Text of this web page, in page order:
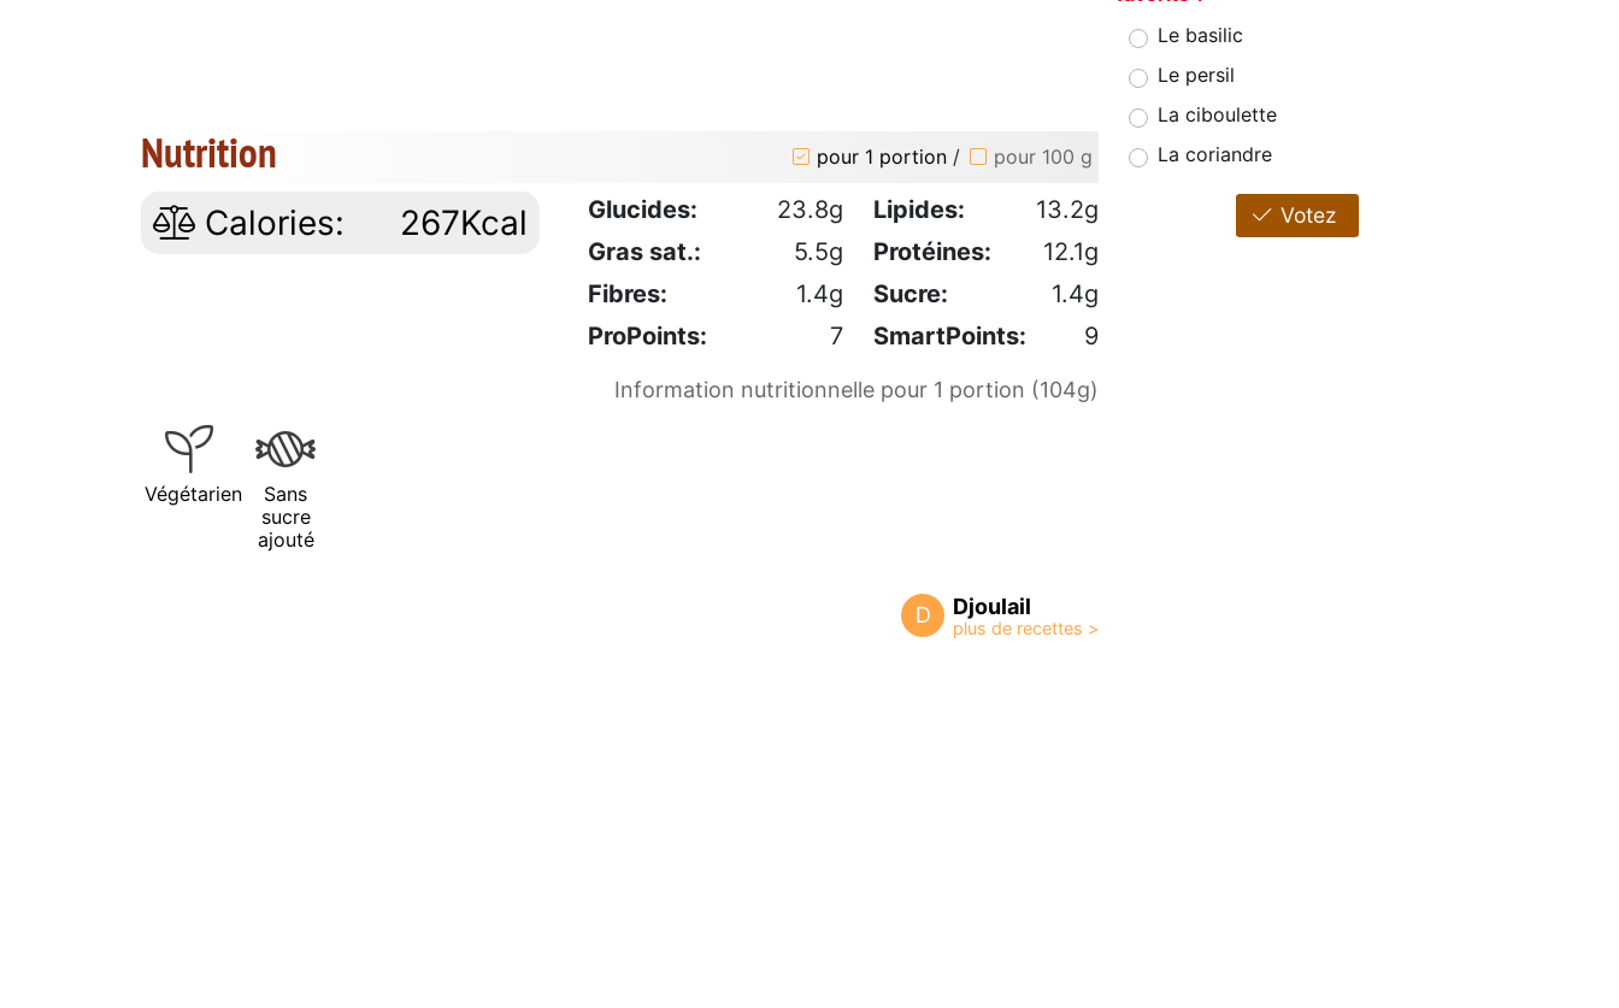
Nutrition pour 1 portion / pour 100 g
Calories: 267Kcal Glucides: 23.8g Lipides:
13.2g
Gras sat.:
5.5g Protéines:
12.1g
Fibres:
1.4g Sucre:
1.4g
ProPoints:
7 SmartPoints: 9
Information nutritionnelle pour 1 portion (104g)
Végétarien
Sans
sucre
ajouté
D Djoulail
Le basilic
Le persil
La ciboulette
La coriandre
Votez